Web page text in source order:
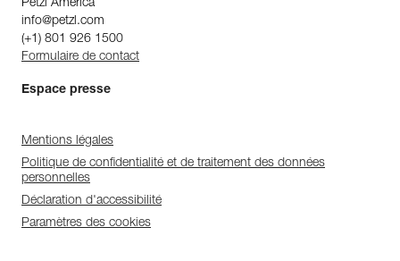
Petzl America
info@petzl.com
(+1) 801 926 1500
Formulaire de contact
Espace presse
Mentions légales
Politique de confidentialité et de traitement des données
personnelles
Déclaration d'accessibilité
Paramètres des cookies